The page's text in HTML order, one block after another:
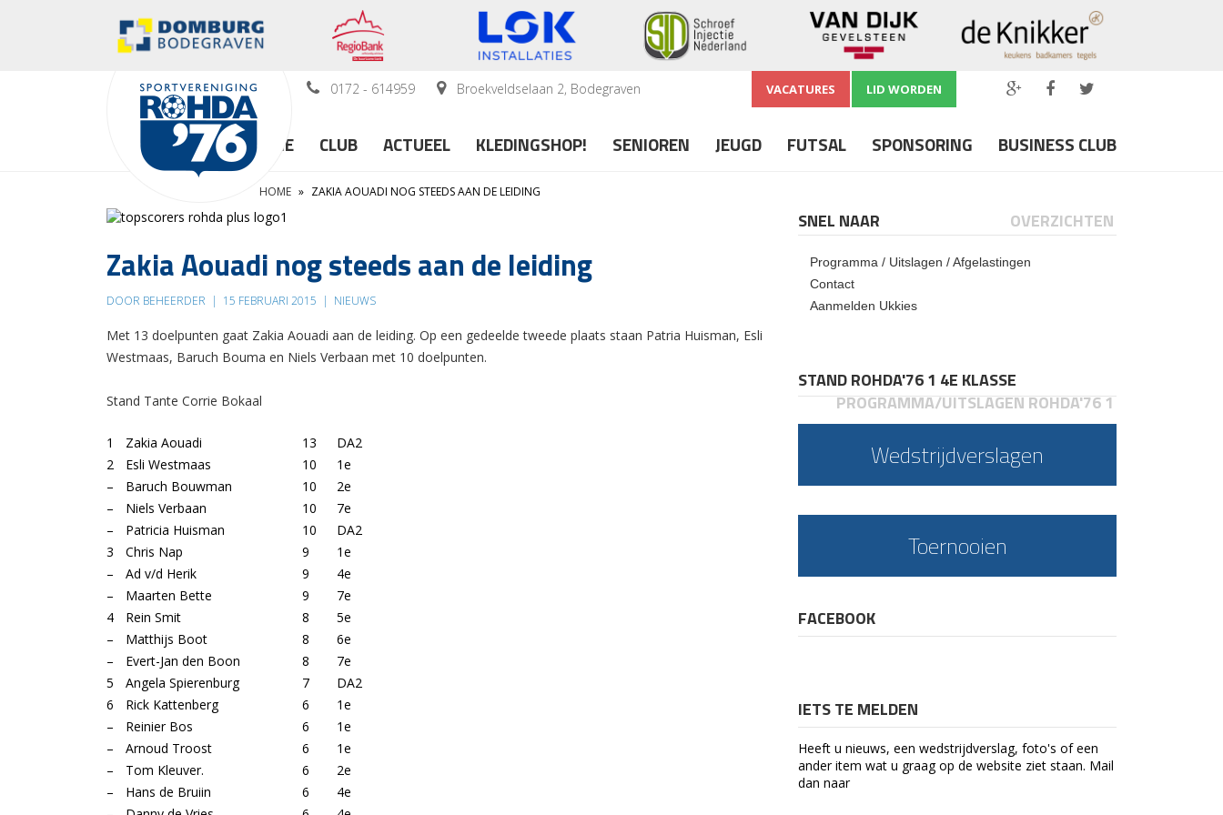
0172 - 614959 Broekveldselaan 2, Bodegraven VACATURES LID WORDEN
HOME CLUB ACTUEEL KLEDINGSHOP! SENIOREN JEUGD FUTSAL SPONSORING BUSINESS CLUB
HOME » ZAKIA AOUADI NOG STEEDS AAN DE LEIDING
Zakia Aouadi nog steeds aan de leiding
DOOR BEHEERDER | 15 FEBRUARI 2015 | NIEUWS
Met 13 doelpunten gaat Zakia Aouadi aan de leiding. Op een gedeelde tweede plaats staan Patria Huisman, Esli
Westmaas, Baruch Bouma en Niels Verbaan met 10 doelpunten.
Stand Tante Corrie Bokaal
1 Zakia Aouadi 13
DA2
2
Esli Westmaas 10
1e
–
Baruch Bouwman 10
2e
–
Niels Verbaan 10
7e
–
Patricia Huisman 10
DA2
3
Chris Nap 9
1e
–
Ad v/d Herik 9
4e
–
Maarten Bette 9
7e
4
Rein Smit 8
5e
–
Matthijs Boot 8
6e
–
Evert-Jan den Boon 8
7e
5
Angela Spierenburg 7
DA2
6
Rick Kattenberg 6
1e
–
Reinier Bos 6
1e
–
Arnoud Troost 6
1e
–
Tom Kleuver. 6
2e
–
Hans de Bruiin 6
4e
SNEL NAAR OVERZICHTEN
Programma / Uitslagen / Afgelastingen
Contact
Aanmelden Ukkies
STAND ROHDA'76 1 4E KLASSE
PROGRAMMA/UITSLAGEN ROHDA'76 1
Wedstrijdverslagen
Toernooien
FACEBOOK
IETS TE MELDEN
Heeft u nieuws, een wedstrijdverslag, foto's of een
ander item wat u graag op de website ziet staan. Mail
dan naar